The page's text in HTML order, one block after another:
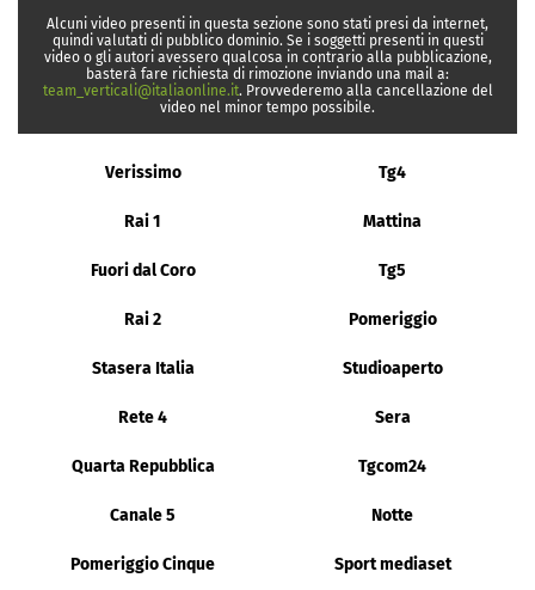
Alcuni video presenti in questa sezione sono stati presi da internet,
quindi valutati di pubblico dominio. Se i soggetti presenti in questi
video o gli autori avessero qualcosa in contrario alla pubblicazione,
basterà fare richiesta di rimozione inviando una mail a:
team_verticali@italiaonline.it. Provvederemo alla cancellazione del
video nel minor tempo possibile.
Verissimo Tg4
Rai 1 Mattina
Fuori dal Coro Tg5
Rai 2 Pomeriggio
Stasera Italia Studioaperto
Rete 4 Sera
Quarta Repubblica Tgcom24
Canale 5 Notte
Pomeriggio Cinque Sport mediaset